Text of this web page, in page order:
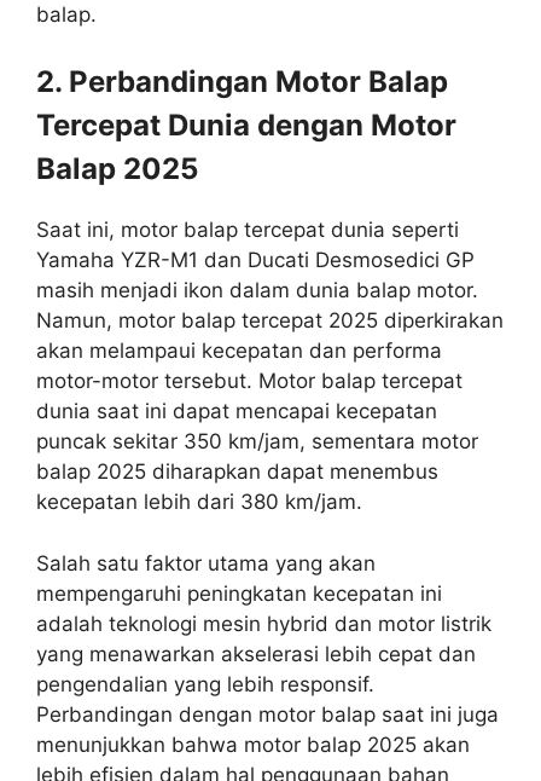
balap.
2. Perbandingan Motor Balap
Tercepat Dunia dengan Motor
Balap 2025
Saat ini, motor balap tercepat dunia seperti
Yamaha YZR-M1 dan Ducati Desmosedici GP
masih menjadi ikon dalam dunia balap motor.
Namun, motor balap tercepat 2025 diperkirakan
akan melampaui kecepatan dan performa
motor-motor tersebut. Motor balap tercepat
dunia saat ini dapat mencapai kecepatan
puncak sekitar 350 km/jam, sementara motor
balap 2025 diharapkan dapat menembus
kecepatan lebih dari 380 km/jam.
Salah satu faktor utama yang akan
mempengaruhi peningkatan kecepatan ini
adalah teknologi mesin hybrid dan motor listrik
yang menawarkan akselerasi lebih cepat dan
pengendalian yang lebih responsif.
Perbandingan dengan motor balap saat ini juga
menunjukkan bahwa motor balap 2025 akan
lebih efisien dalam hal penggunaan bahan